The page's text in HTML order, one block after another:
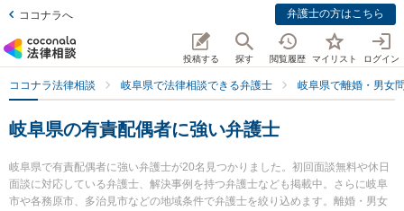
ココナラへ 弁護士の方はこちら
投稿する 探す 閲覧履歴 マイリスト ログイン
ココナラ法律相談 岐阜県で法律相談できる弁護士 岐阜県で離婚・男女
岐阜県の有責配偶者に強い弁護士
岐阜県で有責配偶者に強い弁護士が20名見つかりました。初回面談無料や休日
面談に対応している弁護士、解決事例を持つ弁護士なども掲載中。さらに岐阜
市や各務原市、多治見市などの地域条件で弁護士を絞り込めます。離婚・男女